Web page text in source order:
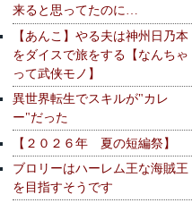
来ると思ってたのに…
【あんこ】やる夫は神州日乃本
をダイスで旅をする【なんちゃ
って武侠モノ】
異世界転生でスキルが"カレ
ー"だった
【２０２６年 夏の短編祭】
ブロリーはハーレム王な海賊王
を目指すそうです